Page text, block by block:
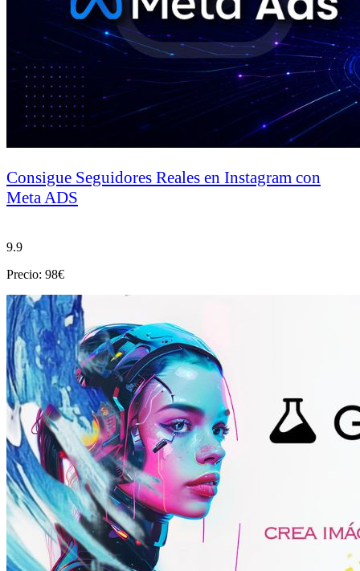
Consigue Seguidores Reales en Instagram con
Meta ADS
9.9
Precio: 98€